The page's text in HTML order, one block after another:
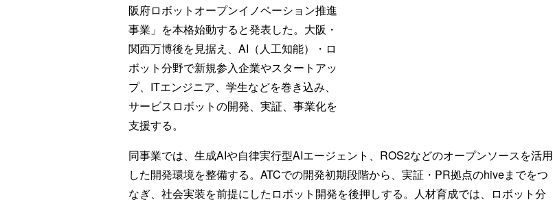
阪府ロボットオープンイノベーション推進
事業」を本格始動すると発表した。大阪・
関西万博後を見据え、AI（人工知能）・ロ
ボット分野で新規参入企業やスタートアッ
プ、ITエンジニア、学生などを巻き込み、
サービスロボットの開発、実証、事業化を
支援する。
同事業では、生成AIや自律実行型AIエージェント、ROS2などのオープンソースを活用
した開発環境を整備する。ATCでの開発初期段階から、実証・PR拠点のhiveまでをつ
なぎ、社会実装を前提にしたロボット開発を後押しする。人材育成では、ロボット分